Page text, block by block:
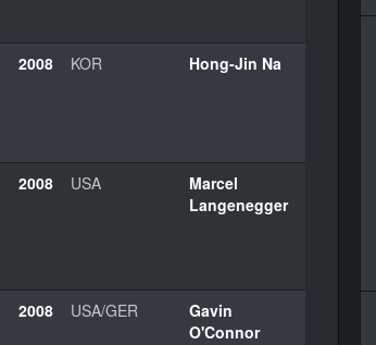
2008 KOR Hong-Jin Na
2008 USA
Marcel
Langenegger
2008 USA/GER
Gavin
O'Connor